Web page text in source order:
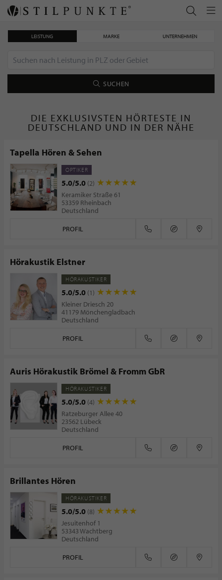
LEISTUNG MARKE UNTERNEHMEN
SUCHEN
DIE EXKLUSIVSTEN HÖRTESTE IN
DEUTSCHLAND UND IN DER NÄHE
Tapella Hören & Sehen
OPTIKER
5.0/5.0 (2)
Keramiker Straße 61
53359 Rheinbach
Deutschland
PROFIL
Hörakustik Elstner
HÖRAKUSTIKER
5.0/5.0 (1)
Kleiner Driesch 20
41179 Mönchengladbach
Deutschland
PROFIL
Auris Hörakustik Brömel & Fromm GbR
HÖRAKUSTIKER
5.0/5.0 (4)
Ratzeburger Allee 40
23562 Lübeck
Deutschland
PROFIL
Brillantes Hören
HÖRAKUSTIKER
5.0/5.0 (8)
Jesuitenhof 1
53343 Wachtberg
Deutschland
PROFIL